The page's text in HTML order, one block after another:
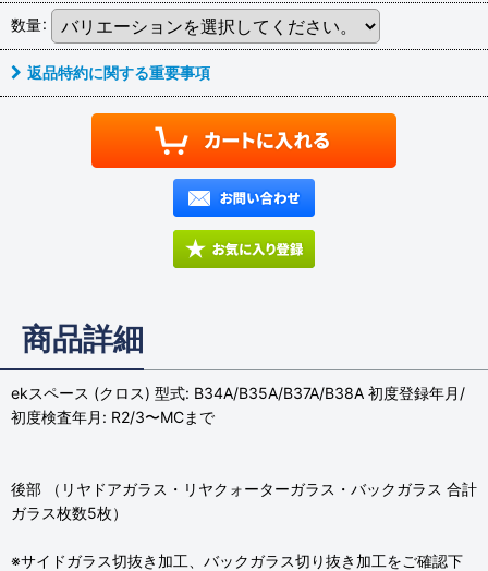
数量:
返品特約に関する重要事項
商品詳細
ekスペース (クロス) 型式: B34A/B35A/B37A/B38A 初度登録年月/
初度検査年月: R2/3〜MCまで
後部 （リヤドアガラス・リヤクォーターガラス・バックガラス 合計
ガラス枚数5枚）
※サイドガラス切抜き加工、バックガラス切り抜き加工をご確認下